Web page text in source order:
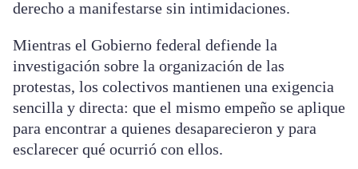
derecho a manifestarse sin intimidaciones.
Mientras el Gobierno federal defiende la
investigación sobre la organización de las
protestas, los colectivos mantienen una exigencia
sencilla y directa: que el mismo empeño se aplique
para encontrar a quienes desaparecieron y para
esclarecer qué ocurrió con ellos.